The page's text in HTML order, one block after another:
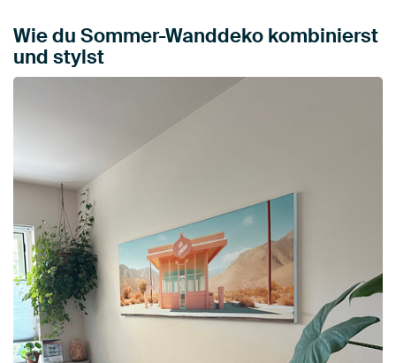
Wie du Sommer-Wanddeko kombinierst
und stylst